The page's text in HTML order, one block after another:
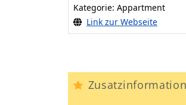
Kategorie: Appartment
Link zur Webseite